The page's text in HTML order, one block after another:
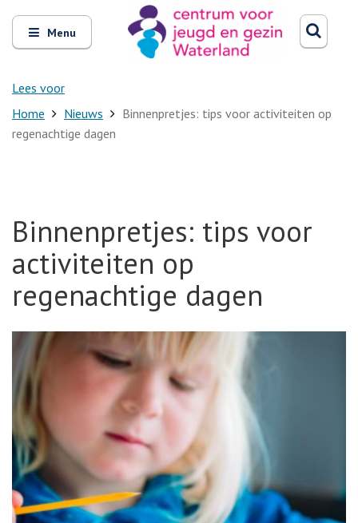
Open
en
sluit
Menu
Lees voor
Zoeken
Home Nieuws
Binnenpretjes: tips voor activiteiten op
regenachtige dagen
Binnenpretjes: tips voor
activiteiten op
regenachtige dagen